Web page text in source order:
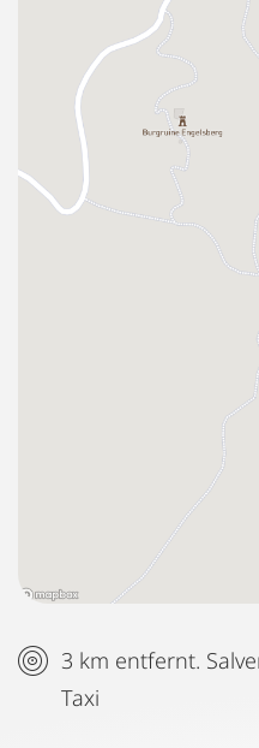
3 km entfernt.
Taxi